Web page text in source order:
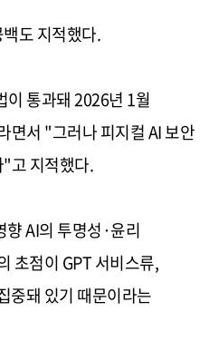
도 지적했다.
통과돼 2026년 1월
면서 "그러나 피지컬 AI 보안
고 지적했다.
향 AI의 투명성·윤리
초점이 GPT 서비스류,
중돼 있기 때문이라는